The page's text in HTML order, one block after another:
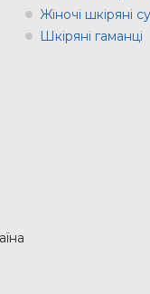
Жіночі шкіряні
Шкіряні гаманці